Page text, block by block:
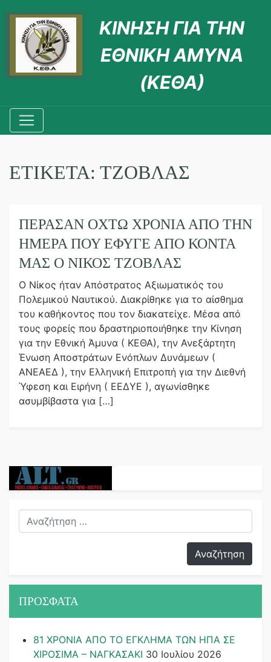
ΚΙΝΗΣΗ ΓΙΑ ΤΗΝ
ΕΘΝΙΚΗ ΑΜΥΝΑ
(ΚΕΘΑ)
ΕΤΙΚΈΤΑ: ΤΖΟΒΛΆΣ
ΠΈΡΑΣΑΝ ΟΧΤΏ ΧΡΌΝΙΑ ΑΠΌ ΤΗΝ
ΗΜΈΡΑ ΠΟΥ ΈΦΥΓΕ ΑΠΌ ΚΟΝΤΆ
ΜΑΣ Ο ΝΊΚΟΣ ΤΖΟΒΛΆΣ
Ο Νίκος ήταν Απόστρατος Αξιωματικός του
Πολεμικού Ναυτικού. Διακρίθηκε για το αίσθημα
του καθήκοντος που τον διακατείχε. Μέσα από
τους φορείς που δραστηριοποιήθηκε την Κίνηση
για την Εθνική Άμυνα ( ΚΕΘΑ), την Ανεξάρτητη
Ένωση Αποστράτων Ενόπλων Δυνάμεων (
ΑΝΕΑΕΔ ), την Ελληνική Επιτροπή για την Διεθνή
Ύφεση και Ειρήνη ( ΕΕΔΥΕ ), αγωνίσθηκε
ασυμβίβαστα για […]
ΠΡΟΣΦΑΤΑ
81 ΧΡΟΝΙΑ ΑΠΟ ΤΟ ΕΓΚΛΗΜΑ ΤΩΝ ΗΠΑ ΣΕ
ΧΙΡΟΣΙΜΑ – ΝΑΓΚΑΣΑΚΙ 30 Ιουλίου 2026